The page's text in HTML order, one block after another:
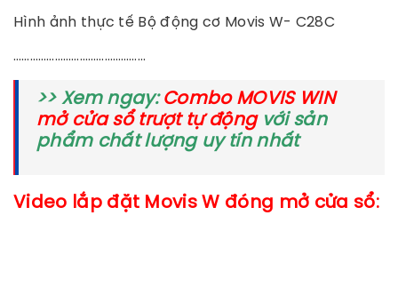
Hình ảnh thực tế Bộ động cơ Movis W- C28C
…………………………………………
>> Xem ngay:Combo MOVIS WIN
mở cửa sổ trượt tự độngvới sản
phẩm chất lượng uy tín nhất
Video lắp đặt Movis W đóng mở cửa sổ: